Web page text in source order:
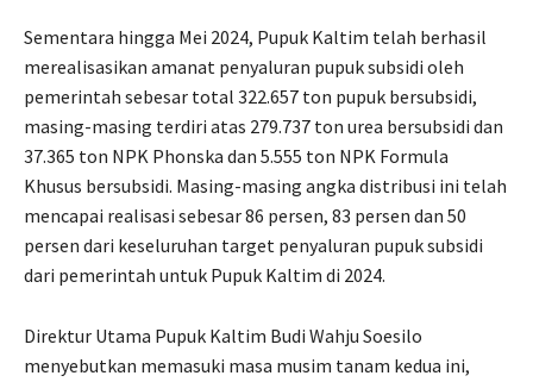
Sementara hingga Mei 2024, Pupuk Kaltim telah berhasil
merealisasikan amanat penyaluran pupuk subsidi oleh
pemerintah sebesar total 322.657 ton pupuk bersubsidi,
masing-masing terdiri atas 279.737 ton urea bersubsidi dan
37.365 ton NPK Phonska dan 5.555 ton NPK Formula
Khusus bersubsidi. Masing-masing angka distribusi ini telah
mencapai realisasi sebesar 86 persen, 83 persen dan 50
persen dari keseluruhan target penyaluran pupuk subsidi
dari pemerintah untuk Pupuk Kaltim di 2024.
Direktur Utama Pupuk Kaltim Budi Wahju Soesilo
menyebutkan memasuki masa musim tanam kedua ini,